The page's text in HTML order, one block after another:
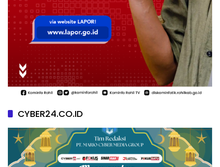
CYBER24.CO.ID